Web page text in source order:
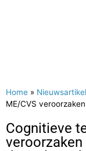
Home »
ME/CVS
Cognitieve